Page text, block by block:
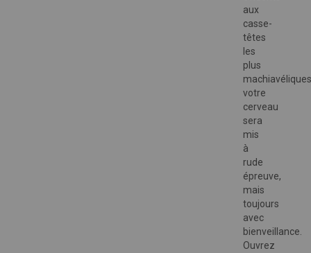
aux
casse-
têtes
les
plus
votre
cerveau
sera
mis
à
rude
épreuve,
mais
toujours
avec
bienveillance.
Ouvrez